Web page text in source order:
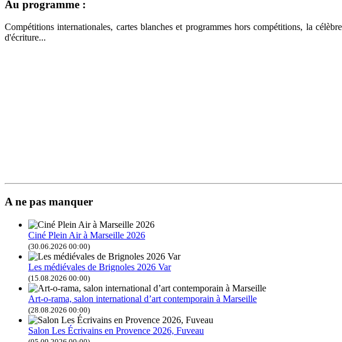
Au programme :
Compétitions internationales, cartes blanches et programmes hors compétitions, la
d'écriture...
A ne pas manquer
Ciné Plein Air à Marseille 2026
(30.06.2026 00:00)
Les médiévales de Brignoles 2026 Var
(15.08.2026 00:00)
Art-o-rama, salon international d’art contemporain à Marseille
(28.08.2026 00:00)
Salon Les Écrivains en Provence 2026, Fuveau